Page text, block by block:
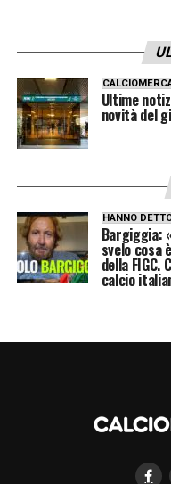
0,97 – Croazia –
0,94 – Ucraina –
0,93 – Russia –
0,91 – Svizzera –
0,91 – Austria –
0,88 – Danimarca
0,79 – Repubblica
Ultime
novità del
HANNO
Bargiggia:
svelo cosa
della FIGC.
calcio